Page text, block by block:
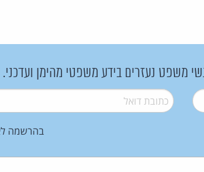
משפט נעזרים בידע משפטי מהימן
דואל*
בהרשמה